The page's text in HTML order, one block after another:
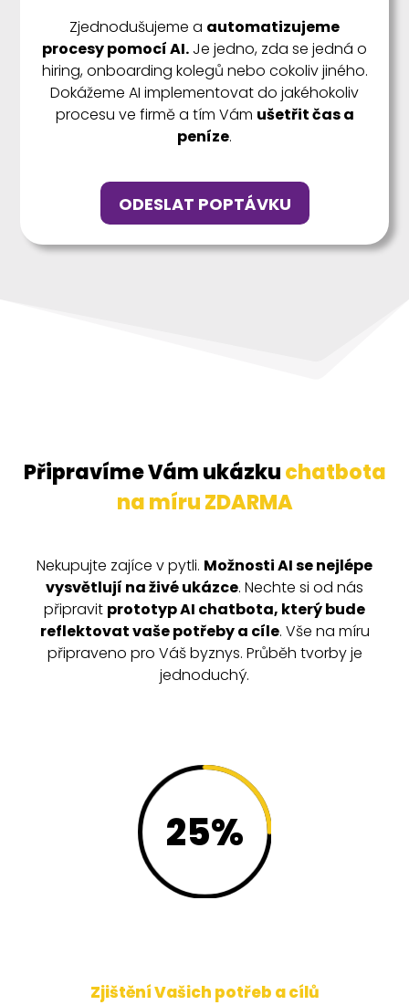
Zjednodušujeme a automatizujeme
procesy pomocí AI. Je jedno, zda se jedná o
hiring, onboarding kolegů nebo cokoliv jiného.
Dokážeme AI implementovat do jakéhokoliv
procesu ve firmě a tím Vám ušetřit čas a
peníze.
ODESLAT POPTÁVKU
Připravíme Vám ukázkuchatbota
na míru ZDARMA
Nekupujte zajíce v pytli. Možnosti AI se nejlépe
vysvětlují na živé ukázce. Nechte si od nás
připravit prototyp AI chatbota, který bude
reflektovat vaše potřeby a cíle. Vše na míru
připraveno pro Váš byznys. Průběh tvorby je
jednoduchý.
25%
Zjištění Vašich potřeb a cílů